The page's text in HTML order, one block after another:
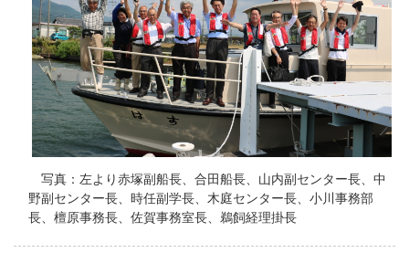
写真：左より赤塚副船長、合田船長、山内副センター長、中
野副センター長、時任副学長、木庭センター長、小川事務部
長、檀原事務長、佐賀事務室長、鵜飼経理掛長